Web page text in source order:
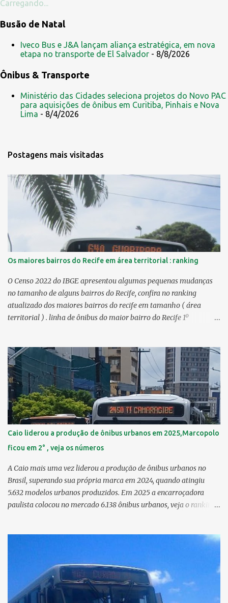
Carregando...
Busão de Natal
Iveco Bus e J&A lançam aliança estratégica, em nova
etapa no transporte de El Salvador - 8/8/2026
Ônibus & Transporte
Ministério das Cidades seleciona projetos do Novo PAC
para aquisições de ônibus em Curitiba, Pinhais e Nova
Lima - 8/4/2026
Postagens mais visitadas
Os maiores bairros do Recife em área territorial : ranking
O Censo 2022 do IBGE apresentou algumas pequenas mudanças
no tamanho de alguns bairros do Recife, confira no ranking
atualizado dos maiores bairros do recife em tamanho ( área
territorial ) . linha de ônibus do maior bairro do Recife 1º
Curado 7,98 km² 5º Boa Viagem 7,76 km² > no Censo 2010 : 7,53
km² 6º Imbiribeira 6,65 km² > no Censo 2010 : 6,66 km² 7º Pina
6,29 km² 8º Dois Irmãos 5,85 km² 9º Barro 4,54 km² 10º Iputinga
4,33 km² > no Censo 2010 : 4,34 km² 11º Cohab 4,33 km² > no
Censo 2010: 4,26 km² 12º Passarinho 4,06 km² 13º Santo Amaro
3,80 km² 14º Afogados 3,69 km² 15º Cordeiro 3,40 km² 16º São José
3,26 km² 17º Dois Unidos 3,12 km² 18...
Caio liderou a produção de ônibus urbanos em 2025,Marcopolo
ficou em 2° , veja os números
A Caio mais uma vez liderou a produção de ônibus urbanos no
Brasil, superando sua própria marca em 2024, quando atingiu
5.632 modelos urbanos produzidos. Em 2025 a encarroçadora
paulista colocou no mercado 6.138 ônibus urbanos, veja o ranking
Ônibus , a Volare, que não faz parte da associação, fabricou neste
ano, 327 modelos urbanos. O que aconteceu com a Comil ? A Comil
vem de um processo de recuperação judicial e fechamento de filial,